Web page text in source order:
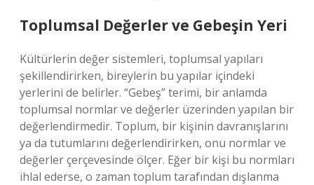
Toplumsal Değerler ve Gebeşin Yeri
Kültürlerin değer sistemleri, toplumsal yapıları
şekillendirirken, bireylerin bu yapılar içindeki
yerlerini de belirler. “Gebeş” terimi, bir anlamda
toplumsal normlar ve değerler üzerinden yapılan bir
değerlendirmedir. Toplum, bir kişinin davranışlarını
ya da tutumlarını değerlendirirken, onu normlar ve
değerler çerçevesinde ölçer. Eğer bir kişi bu normları
ihlal ederse, o zaman toplum tarafından dışlanma